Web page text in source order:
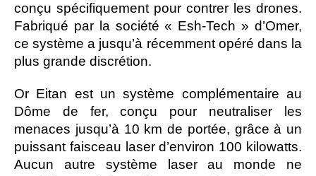
conçu spécifiquement pour contrer les drones.
Fabriqué par la société « Esh-Tech » d’Omer,
ce système a jusqu’à récemment opéré dans la
plus grande discrétion.
Or Eitan est un système complémentaire au
Dôme de fer, conçu pour neutraliser les
menaces jusqu’à 10 km de portée, grâce à un
puissant faisceau laser d’environ 100 kilowatts.
Aucun autre système laser au monde ne